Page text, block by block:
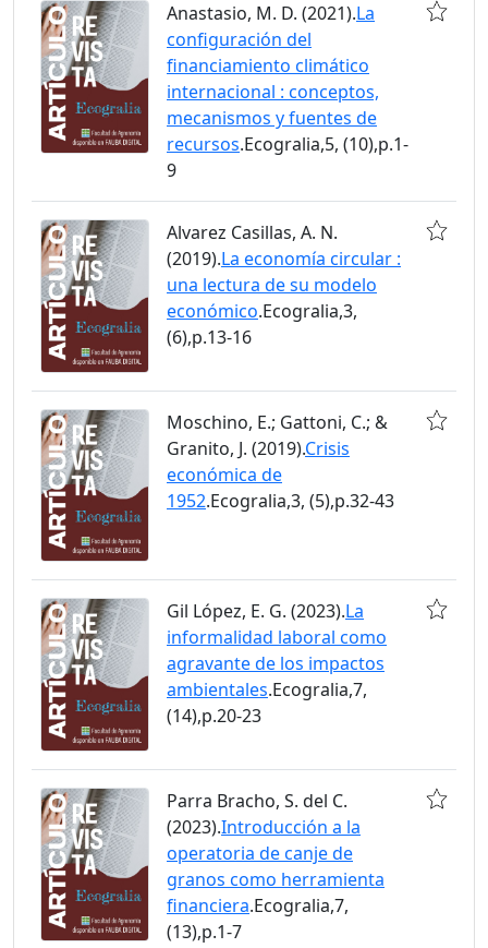
Anastasio, M. D. (2021).La
configuración del
financiamiento climático
internacional : conceptos,
mecanismos y fuentes de
recursos.Ecogralia,5, (10),p.1-
9
Alvarez Casillas, A. N.
(2019).La economía circular :
una lectura de su modelo
económico.Ecogralia,3,
(6),p.13-16
Moschino, E.; Gattoni, C.; &
Granito, J. (2019).Crisis
económica de
1952.Ecogralia,3, (5),p.32-43
Gil López, E. G. (2023).La
informalidad laboral como
agravante de los impactos
ambientales.Ecogralia,7,
(14),p.20-23
Parra Bracho, S. del C.
(2023).Introducción a la
operatoria de canje de
granos como herramienta
financiera.Ecogralia,7,
(13),p.1-7